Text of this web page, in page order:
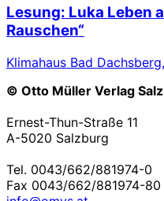
Lesung: Luka Leben
Rauschen“
Klimahaus Bad
© Otto Müller Verlag
Ernest-Thun-Straße 11
A-5020 Salzburg
Tel. 0043/662/881974-0
Fax 0043/662/881974-80